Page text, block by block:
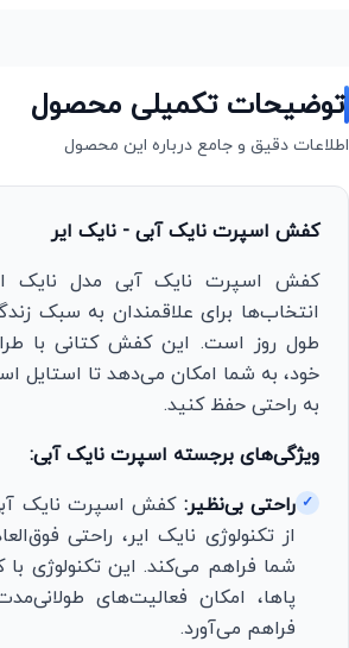
توضیحات تکمیلی محصول
اطلاعات دقیق و جامع درباره این محصول
کفش اسپرت نایک آبی - نایک ایر
کفش اسپرت نایک آبی مدل نایک
انتخاب‌ها برای علاقمندان به سبک
طول روز است. این کفش کتانی با
خود، به شما امکان می‌دهد تا استایل
به راحتی حفظ کنید.
ویژگی‌های برجسته اسپرت نایک آبی:
✓ راحتی بی‌نظیر: کفش اسپرت نایک
از تکنولوژی نایک ایر، راحتی
شما فراهم می‌کند. این تکنولوژی
پاها، امکان فعالیت‌های
فراهم می‌آورد.